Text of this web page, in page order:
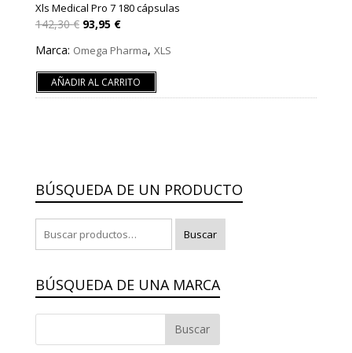
Xls Medical Pro 7 180 cápsulas
142,30€ El
precio
original
era:
93,95 €El
precio
es:
Marca: Omega Pharma, XLS
AÑADIR AL CARRITO
BÚSQUEDA DE UN PRODUCTO
Buscar
BÚSQUEDA DE UNA MARCA